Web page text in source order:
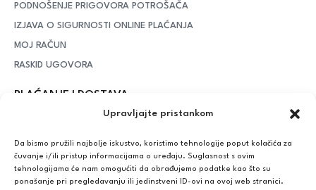
Upravljajte pristankom
Da bismo pružili najbolje iskustvo, koristimo tehnologije poput kolačića za
čuvanje i/ili pristup informacijama o uređaju. Suglasnost s ovim
tehnologijama će nam omogućiti da obrađujemo podatke kao što su
ponašanje pri pregledavanju ili jedinstveni ID-ovi na ovoj web stranici.
PODNOŠENJE PRIGOVORA POTROŠAČA
IZJAVA O SIGURNOSTI ONLINE PLAĆANJA
MOJ RAČUN
RASKID UGOVORA
PLAĆANJE I DOSTAVA
– iznad potrošenih 55 eura dostava je
Plaćanje: